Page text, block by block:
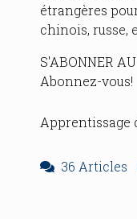
étrangères
chinois, russe,
S'ABONNER
Abonnez-vous!
Apprentissage
36 Articles